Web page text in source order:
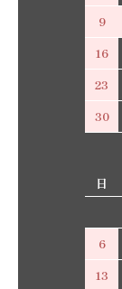
9
16
23
30
日
6
13